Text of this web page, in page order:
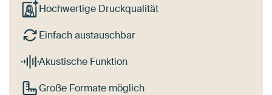
Hochwertige Druckqualität
Einfach austauschbar
Akustische Funktion
Große Formate möglich